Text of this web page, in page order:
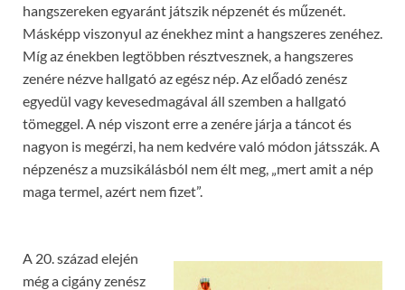
hangszereken egyaránt játszik népzenét és műzenét.
Másképp viszonyul az énekhez mint a hangszeres zenéhez.
Míg az énekben legtöbben résztvesznek, a hangszeres
zenére nézve hallgató az egész nép. Az előadó zenész
egyedül vagy kevesedmagával áll szemben a hallgató
tömeggel. A nép viszont erre a zenére járja a táncot és
nagyon is megérzi, ha nem kedvére való módon játsszák. A
népzenész a muzsikálásból nem élt meg, „mert amit a nép
maga termel, azért nem fizet”.
A 20. század elején
még a cigány zenész